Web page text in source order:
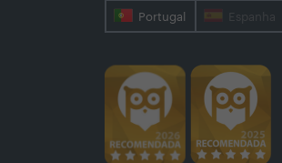
Portugal Espanha